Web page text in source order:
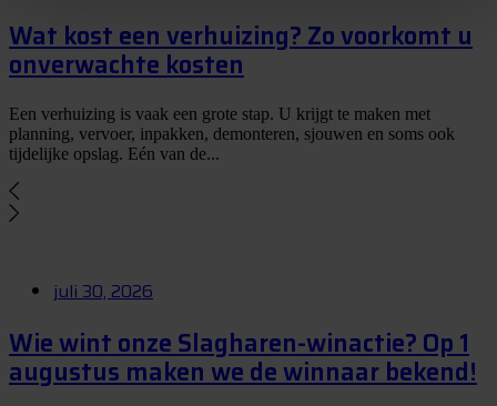
Wat kost een verhuizing? Zo voorkomt u
onverwachte kosten
Een verhuizing is vaak een grote stap. U krijgt te maken met
planning, vervoer, inpakken, demonteren, sjouwen en soms ook
tijdelijke opslag. Eén van de...
juli 30, 2026
Wie wint onze Slagharen-winactie? Op 1
augustus maken we de winnaar bekend!